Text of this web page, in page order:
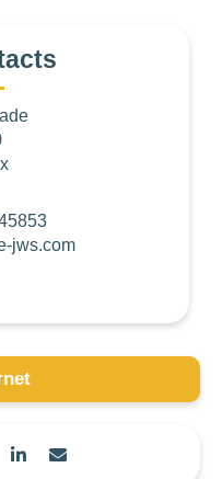
jws.com